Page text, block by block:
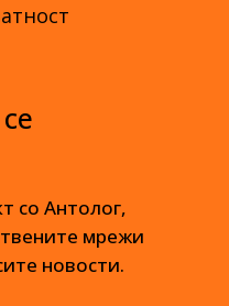
со Антолог,
мрежи
новости.